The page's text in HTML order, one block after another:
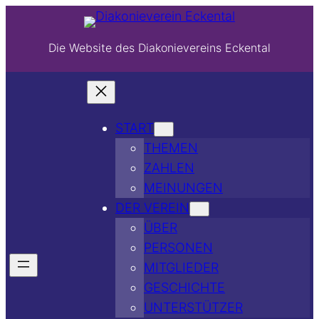
Die Website des Diakonievereins Eckental
START
THEMEN
ZAHLEN
MEINUNGEN
DER VEREIN
ÜBER
PERSONEN
MITGLIEDER
GESCHICHTE
UNTERSTÜTZER